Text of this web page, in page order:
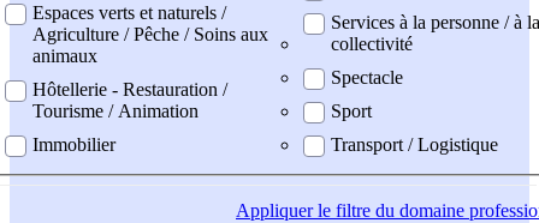
Espaces verts et naturels /
Agriculture / Pêche / Soins aux
animaux
Hôtellerie - Restauration /
Tourisme / Animation
Immobilier
Services à la personne / à la
collectivité
Spectacle
Sport
Transport / Logistique
Appliquerle filtre du domaine